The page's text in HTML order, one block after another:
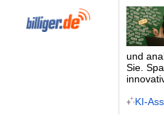
und
Sie.
KI-